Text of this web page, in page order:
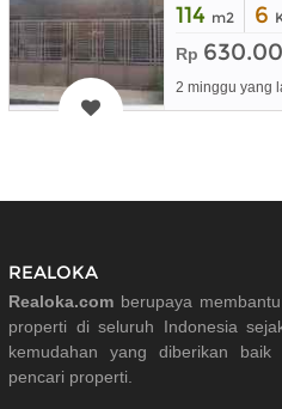
114 m2 6
Rp
2 minggu yang
REALOKA
Realoka.com berupaya
properti di seluruh Indonesia
kemudahan yang diberikan
pencari properti.